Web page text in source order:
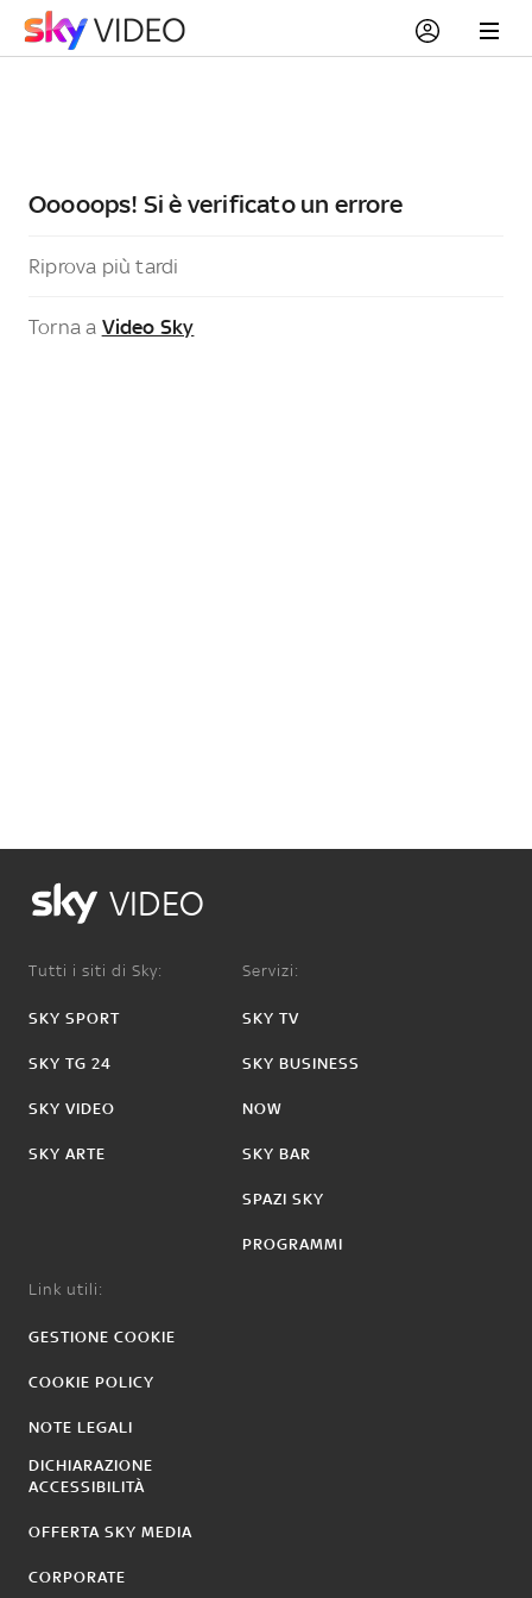
Ooooops! Si è verificato un errore
Riprova più tardi
Torna a Video Sky
VIDEO
Tutti i siti di Sky:
SKY SPORT
SKY TG 24
SKY VIDEO
SKY ARTE
Servizi:
SKY TV
SKY BUSINESS
NOW
SKY BAR
SPAZI SKY
PROGRAMMI
Link utili:
GESTIONE COOKIE
COOKIE POLICY
NOTE LEGALI
DICHIARAZIONE
ACCESSIBILITÀ
OFFERTA SKY MEDIA
CORPORATE